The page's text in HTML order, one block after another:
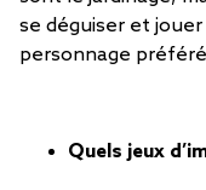
se déguiser et
personnage
Quels jeux